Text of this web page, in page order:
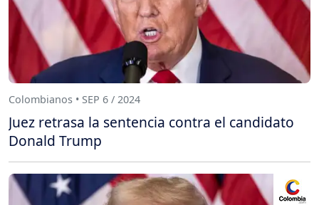
Colombianos • SEP 6 / 2024
Juez retrasa la sentencia contra el candidato
Donald Trump